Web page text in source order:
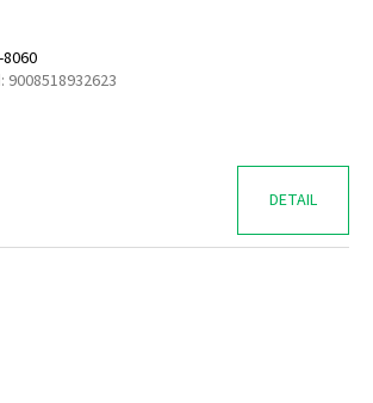
8060
9008518932623
DETAIL